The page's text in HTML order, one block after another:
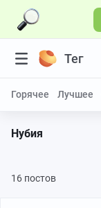
Тег
Горячее Лучшее
Нубия
16 постов